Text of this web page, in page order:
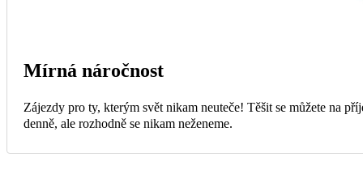
Mírná náročnost
Zájezdy pro ty, kterým svět nikam neuteče! Těšit se můžete na
denně, ale rozhodně se nikam neženeme.